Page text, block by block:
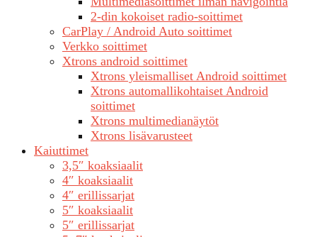
2-din kokoiset radio-soittimet
CarPlay / Android Auto soittimet
Verkko soittimet
Xtrons android soittimet
Xtrons yleismalliset Android soittimet
Xtrons automallikohtaiset Android
soittimet
Xtrons multimedianäytöt
Xtrons lisävarusteet
Kaiuttimet
3,5″ koaksiaalit
4″ koaksiaalit
4″ erillissarjat
5″ koaksiaalit
5″ erillissarjat